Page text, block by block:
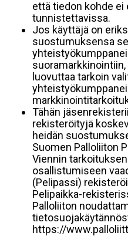
että tiedon kohde ei
tunnistettavissa.
Jos käyttäjä on
suostumuksensa
luovuttaa tarkoin
Tähän
rekisteröityjä
heidän
Suomen Palloliiton
Viennin
osallistumiseen
(Pelipassi)
Pelipaikka-
Palloliiton
https://